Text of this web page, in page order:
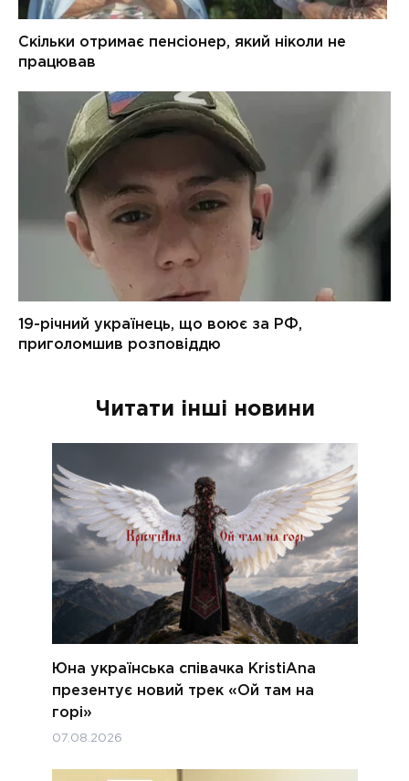
Читати інші новини
Юна українська співачка KristiAna
презентує новий трек «Ой там на
горі»
07.08.2026